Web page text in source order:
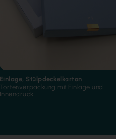
Einlage Stülpdeckelkarton
Tortenverpackung mit Einlage und
Innendruck